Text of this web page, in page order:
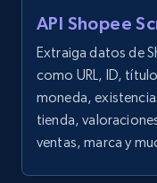
API Shopee
Extraiga datos de
como URL, ID,
moneda,
tienda,
ventas, marca y